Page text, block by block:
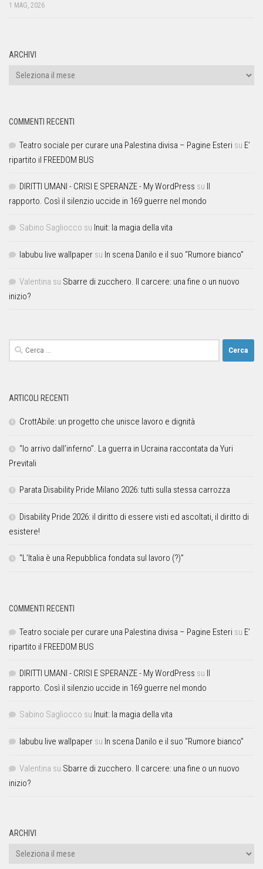
1 MAG, 2026
ARCHIVI
COMMENTI RECENTI
Teatro sociale per curare una Palestina divisa – Pagine Esteri su E’
ripartito il FREEDOM BUS
DIRITTI UMANI - CRISI E SPERANZE - My WordPress su Il
rapporto. Così il silenzio uccide in 169 guerre nel mondo
Sabino Sagliocco su Inuit: la magia della vita
labubu live wallpaper su In scena Danilo e il suo “Rumore bianco”
Valentina su Sbarre di zucchero. Il carcere: una fine o un nuovo
inizio?
ARTICOLI RECENTI
CrottAbile: un progetto che unisce lavoro e dignità
“Io arrivo dall’inferno”. La guerra in Ucraina raccontata da Yuri
Previtali
Parata Disability Pride Milano 2026: tutti sulla stessa carrozza
Disability Pride 2026: il diritto di essere visti ed ascoltati, il diritto di
esistere!
“L’Italia è una Repubblica fondata sul lavoro (?)”
COMMENTI RECENTI
Teatro sociale per curare una Palestina divisa – Pagine Esteri su E’
ripartito il FREEDOM BUS
DIRITTI UMANI - CRISI E SPERANZE - My WordPress su Il
rapporto. Così il silenzio uccide in 169 guerre nel mondo
Sabino Sagliocco su Inuit: la magia della vita
labubu live wallpaper su In scena Danilo e il suo “Rumore bianco”
Valentina su Sbarre di zucchero. Il carcere: una fine o un nuovo
inizio?
ARCHIVI